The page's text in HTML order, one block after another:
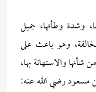
وشدة وطأتها، جميل
وهو باعث على
شأنها والاستهانة بها،
مسعود رضي الله عنه: